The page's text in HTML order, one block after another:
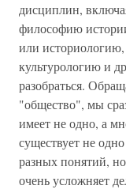
дисциплин,
философию
или
культурологию и
разобраться.
"общество", мы
имеет не одно, а
существует не
разных понятий,
очень усложняет